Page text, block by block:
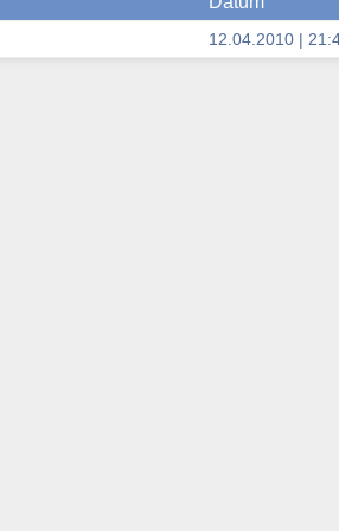
12.04.2010 |